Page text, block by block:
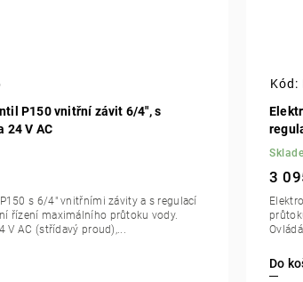
P150 vnitřní závit 6/4", s
24 V AC
s 6/4" vnitřními závity a s regulací
řízení maximálního průtoku vody.
V AC (střídavý proud),...
3
Do
Kód: